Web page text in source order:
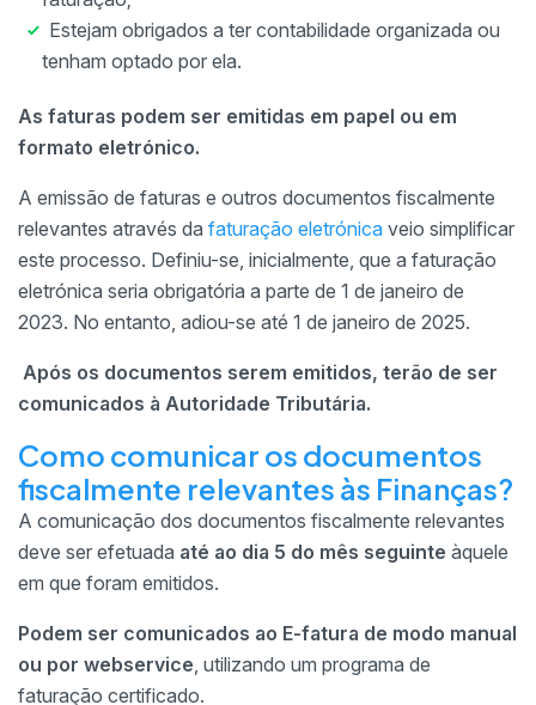
Estejam obrigados a ter contabilidade organizada ou
tenham optado por ela.
As faturas podem ser emitidas em papel ou em
formato eletrónico.
A emissão de faturas e outros documentos fiscalmente
relevantes através da faturação eletrónica veio simplificar
este processo. Definiu-se, inicialmente, que a faturação
eletrónica seria obrigatória a parte de 1 de janeiro de
2023. No entanto, adiou-se até 1 de janeiro de 2025.
Após os documentos serem emitidos, terão de ser
comunicados à Autoridade Tributária.
Como comunicar os documentos
fiscalmente relevantes às Finanças?
A comunicação dos documentos fiscalmente relevantes
deve ser efetuada até ao dia 5 do mês seguinte àquele
em que foram emitidos.
Podem ser comunicados ao E-fatura de modo manual
ou por webservice, utilizando um programa de
faturação certificado.